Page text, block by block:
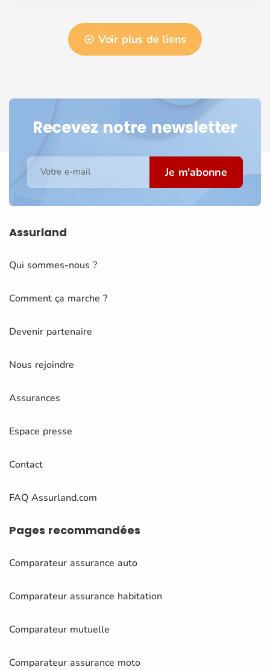
Voir plus de liens
Recevez notre newsletter
Votre e-mail Je m'abonne
Assurland
Qui sommes-nous ?
Comment ça marche ?
Devenir partenaire
Nous rejoindre
Assurances
Espace presse
Contact
FAQ Assurland.com
Pages recommandées
Comparateur assurance auto
Comparateur assurance habitation
Comparateur mutuelle
Comparateur assurance moto